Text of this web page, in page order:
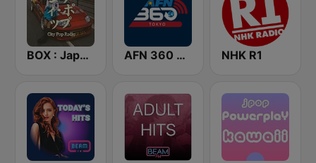
BOX : Japan City Pop -日本のシティポップ AFN 360 Tokyo (Japan Only) NHK R1